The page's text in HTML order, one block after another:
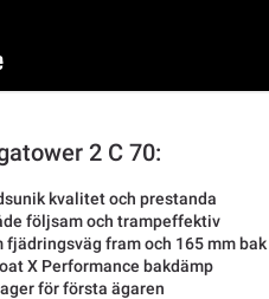
2 C 70:
kvalitet och prestanda
följsam och trampeffektiv
fjädringsväg fram och 165 mm bak
X Performance bakdämp
för första ägaren